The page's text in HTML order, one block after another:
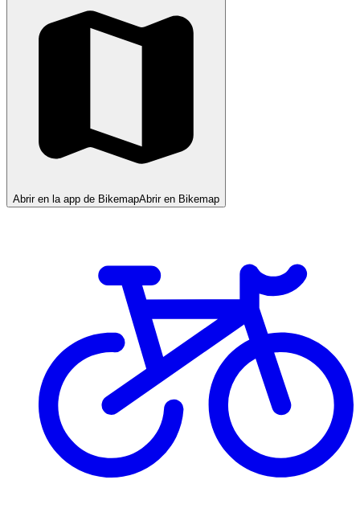
Abrir en la app de BikemapAbrir en Bikemap